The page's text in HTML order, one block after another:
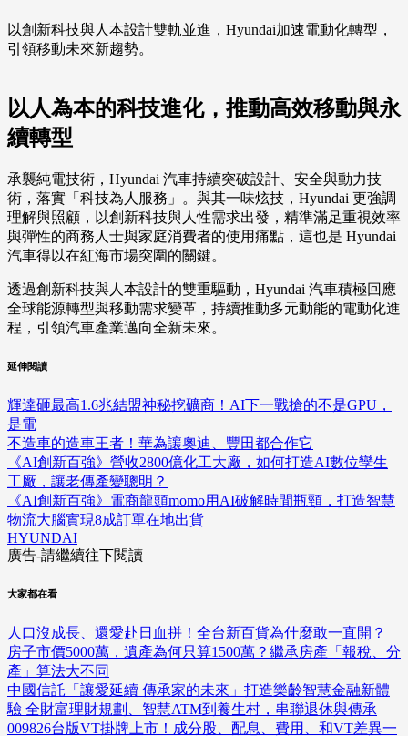
以創新科技與人本設計雙軌並進，Hyundai加速電動化轉型，
引領移動未來新趨勢。
以人為本的科技進化，推動高效移動與永
續轉型
承襲純電技術，Hyundai 汽車持續突破設計、安全與動力技
術，落實「科技為人服務」。與其一味炫技，Hyundai 更強調
理解與照顧，以創新科技與人性需求出發，精準滿足重視效率
與彈性的商務人士與家庭消費者的使用痛點，這也是 Hyundai
汽車得以在紅海市場突圍的關鍵。
透過創新科技與人本設計的雙重驅動，Hyundai 汽車積極回應
全球能源轉型與移動需求變革，持續推動多元動能的電動化進
程，引領汽車產業邁向全新未來。
延伸閱讀
輝達砸最高1.6兆結盟神秘挖礦商！AI下一戰搶的不是GPU，
是電
不造車的造車王者！華為讓奧迪、豐田都合作它
《AI創新百強》營收2800億化工大廠，如何打造AI數位孿生
工廠，讓老傳產變聰明？
《AI創新百強》電商龍頭momo用AI破解時間瓶頸，打造智慧
物流大腦實現8成訂單在地出貨
HYUNDAI
廣告-請繼續往下閱讀
大家都在看
人口沒成長、還愛赴日血拼！全台新百貨為什麼敢一直開？
房子市價5000萬，遺產為何只算1500萬？繼承房產「報稅、分
產」算法大不同
中國信託「讓愛延續 傳承家的未來」打造樂齡智慧金融新體
驗 全財富理財規劃、智慧ATM到養生村，串聯退休與傳承
009826台版VT掛牌上市！成分股、配息、費用、和VT差異一